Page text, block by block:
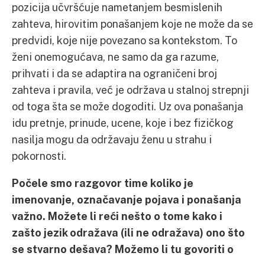
pozicija učvršćuje nametanjem besmislenih
zahteva, hirovitim ponašanjem koje ne može da se
predvidi, koje nije povezano sa kontekstom. To
ženi onemogućava, ne samo da ga razume,
prihvati i da se adaptira na ograničeni broj
zahteva i pravila, već je održava u stalnoj strepnji
od toga šta se može dogoditi. Uz ova ponašanja
idu pretnje, prinude, ucene, koje i bez fizičkog
nasilja mogu da održavaju ženu u strahu i
pokornosti.
Počele smo razgovor time koliko je
imenovanje, označavanje pojava i ponašanja
važno. Možete li reći nešto o tome kako i
zašto jezik odražava (ili ne odražava) ono što
se stvarno dešava? Možemo li tu govoriti o